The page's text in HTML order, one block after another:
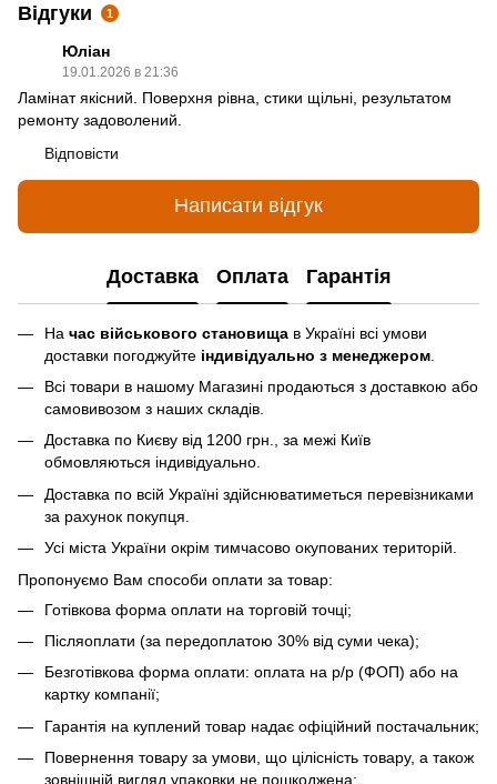
Відгуки 1
Юліан
19.01.2026 в 21:36
Ламінат якісний. Поверхня рівна, стики щільні, результатом
ремонту задоволений.
Відповісти
Написати відгук
Доставка Оплата Гарантія
На час військового становища в Україні всі умови
доставки погоджуйте індивідуально з менеджером
Всі товари в нашому Магазині продаються з доставкою або
самовивозом з наших складів.
Доставка по Києву від 1200 грн., за межі Київ
обмовляються індивідуально.
Доставка по всій Україні здійснюватиметься перевізниками
за рахунок покупця.
Усі міста України окрім тимчасово окупованих територій.
Пропонуємо Вам способи оплати за товар:
Готівкова форма оплати на торговій точці;
Післяоплати (за передоплатою 30% від суми чека);
Безготівкова форма оплати: оплата на р/р (ФОП) або на
картку компанії;
Гарантія на куплений товар надає офіційний постачальник;
Повернення товару за умови, що цілісність товару, а також
зовнішній вигляд упаковки не пошкоджена;